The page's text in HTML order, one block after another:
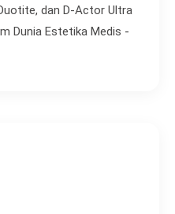
dan D-Actor Ultra
Dunia Estetika Medis -